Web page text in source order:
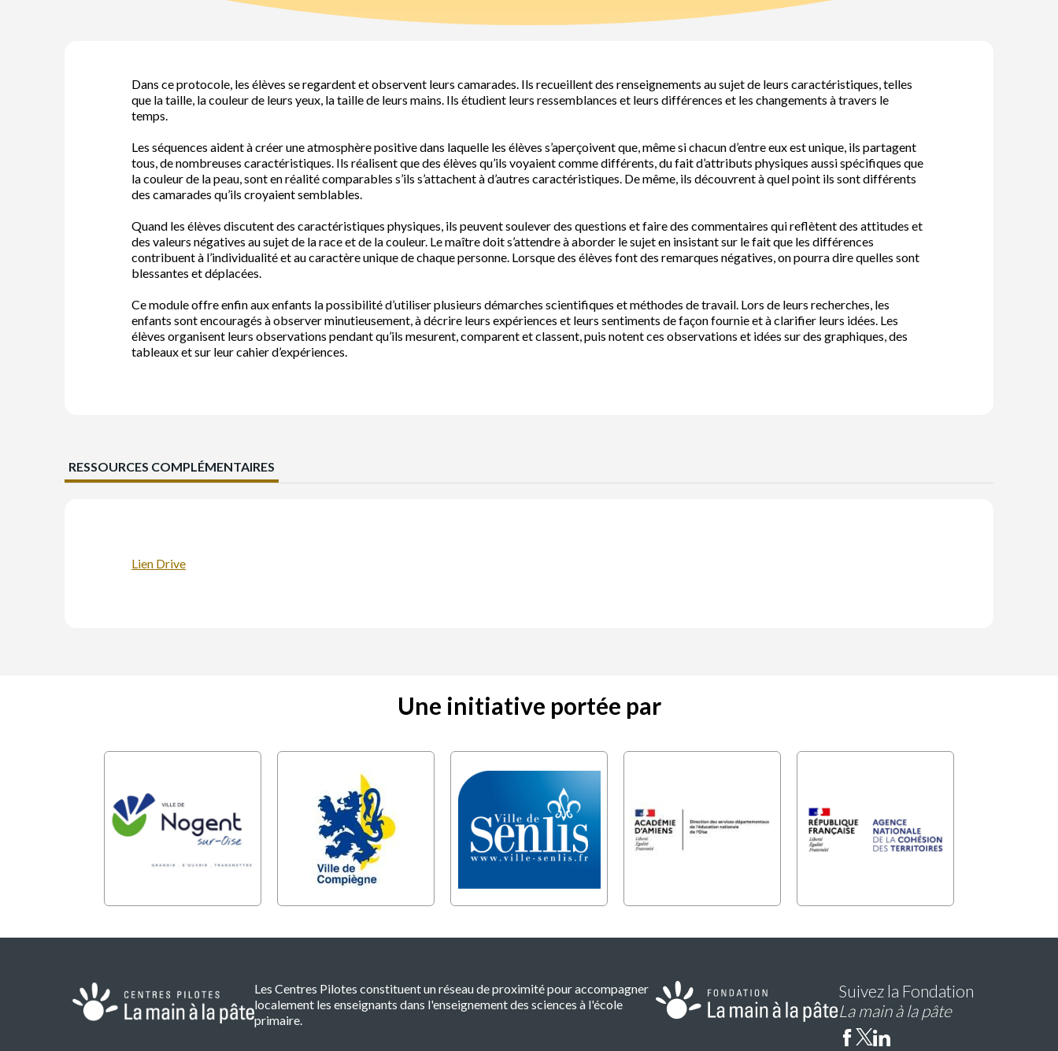
Dans ce protocole, les élèves se regardent et observent leurs camarades. Ils recueillent des renseignements au sujet de leurs caractéristiques, telles
que la taille, la couleur de leurs yeux, la taille de leurs mains. Ils étudient leurs ressemblances et leurs différences et les changements à travers le
temps.
Les séquences aident à créer une atmosphère positive dans laquelle les élèves s’aperçoivent que, même si chacun d’entre eux est unique, ils partagent
tous, de nombreuses caractéristiques. Ils réalisent que des élèves qu’ils voyaient comme différents, du fait d’attributs physiques aussi spécifiques que
la couleur de la peau, sont en réalité comparables s’ils s’attachent à d’autres caractéristiques. De même, ils découvrent à quel point ils sont différents
des camarades qu’ils croyaient semblables.
Quand les élèves discutent des caractéristiques physiques, ils peuvent soulever des questions et faire des commentaires qui reflètent des attitudes et
des valeurs négatives au sujet de la race et de la couleur. Le maître doit s’attendre à aborder le sujet en insistant sur le fait que les différences
contribuent à l’individualité et au caractère unique de chaque personne. Lorsque des élèves font des remarques négatives, on pourra dire quelles sont
blessantes et déplacées.
Ce module offre enfin aux enfants la possibilité d’utiliser plusieurs démarches scientifiques et méthodes de travail. Lors de leurs recherches, les
enfants sont encouragés à observer minutieusement, à décrire leurs expériences et leurs sentiments de façon fournie et à clarifier leurs idées. Les
élèves organisent leurs observations pendant qu’ils mesurent, comparent et classent, puis notent ces observations et idées sur des graphiques, des
tableaux et sur leur cahier d’expériences.
RESSOURCES COMPLÉMENTAIRES
Lien Drive
Une initiative portée par
Les Centres Pilotes constituent un réseau de proximité pour accompagner
localement les enseignants dans l'enseignement des sciences à l'école
primaire.
Suivez la Fondation
La main à la pâte